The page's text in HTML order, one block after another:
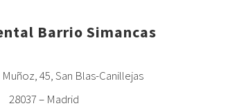
Barrio Simancas
45, San Blas-Canillejas
28037 – Madrid